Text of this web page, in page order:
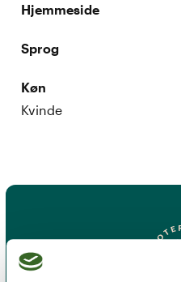
Hjemmeside
Sprog
Køn
Kvinde